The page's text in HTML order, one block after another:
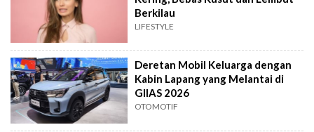
Berkilau
LIFESTYLE
Deretan Mobil Keluarga dengan
Kabin Lapang yang Melantai di
GIIAS 2026
OTOMOTIF